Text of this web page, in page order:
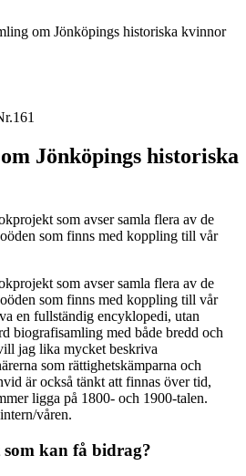
om Jönköpings historiska kvinnor
Jönköpings historiska
som avser samla flera av de
som finns med koppling till vår
som avser samla flera av de
som finns med koppling till vår
en fullständig encyklopedi, utan
biografisamling med både bredd och
jag lika mycket beskriva
som rättighetskämparna och
är också tänkt att finnas över tid,
ligga på 1800- och 1900-talen.
våren.
kan få bidrag?